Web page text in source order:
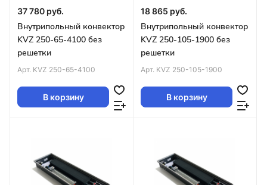
37 780 руб.
Внутрипольный конвектор
KVZ 250-65-4100 без
решетки
Арт. KVZ 250-65-4100
В корзину
18 865 руб.
Внутрипольный конвектор
KVZ 250-105-1900 без
решетки
Арт. KVZ 250-105-1900
В корзину